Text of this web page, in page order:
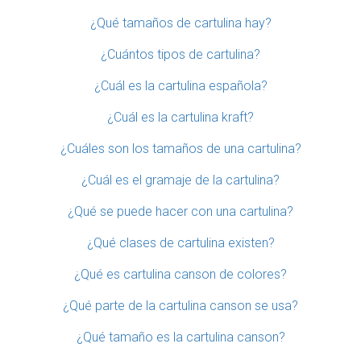
¿Qué tamaños de cartulina hay?
¿Cuántos tipos de cartulina?
¿Cuál es la cartulina española?
¿Cuál es la cartulina kraft?
¿Cuáles son los tamaños de una cartulina?
¿Cuál es el gramaje de la cartulina?
¿Qué se puede hacer con una cartulina?
¿Qué clases de cartulina existen?
¿Qué es cartulina canson de colores?
¿Qué parte de la cartulina canson se usa?
¿Qué tamaño es la cartulina canson?